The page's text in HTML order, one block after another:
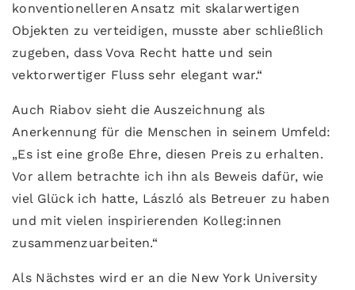
konventionelleren Ansatz mit skalarwertigen
Objekten zu verteidigen, musste aber schließlich
zugeben, dass Vova Recht hatte und sein
vektorwertiger Fluss sehr elegant war.“
Auch Riabov sieht die Auszeichnung als
Anerkennung für die Menschen in seinem Umfeld:
„Es ist eine große Ehre, diesen Preis zu erhalten.
Vor allem betrachte ich ihn als Beweis dafür, wie
viel Glück ich hatte, László als Betreuer zu haben
und mit vielen inspirierenden Kolleg:innen
zusammenzuarbeiten.“
Als Nächstes wird er an die New York University